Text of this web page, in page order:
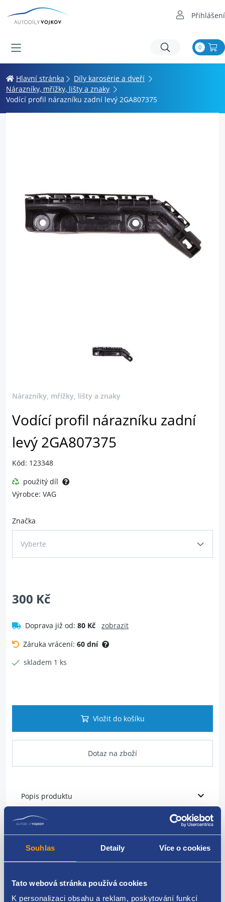
Souhlas Detaily Více o cookies
Tato webová stránka používá cookies
K personalizaci obsahu a reklam, poskytování funkcí
Přihlášení
0
Hlavní stránka
Díly karosérie a dveří
Nárazníky, mřížky, lišty a znaky
Vodící profil nárazníku zadní levý 2GA807375
Nárazníky, mřížky, lišty a znaky
Vodící profil nárazníku zadní
levý 2GA807375
Kód: 123348
použitý díl
Výrobce: VAG
Značka
Vyberte
300 Kč
Doprava již od: 80 Kč
zobrazit
Záruka vrácení: 60 dní
skladem 1 ks
Vložit do košíku
Dotaz na zboží
Popis produktu
Vodící profil nárazníku
umístění: zadní
VAG originál: 2GA807375